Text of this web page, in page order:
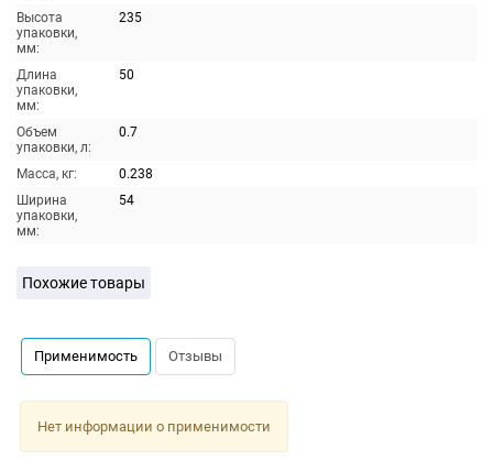
Высота
упаковки,
мм:
235
Длина
упаковки,
мм:
50
Объем
упаковки, л:
0.7
Масса, кг:
0.238
Ширина
упаковки,
мм:
54
Похожие товары
Применимость Отзывы
Нет информации о применимости